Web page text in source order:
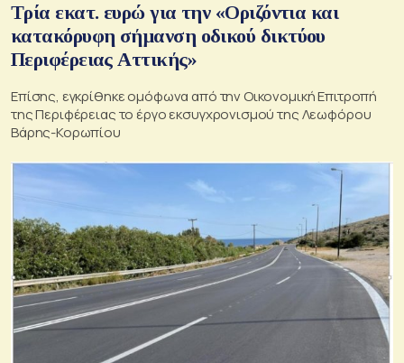
Τρία εκατ. ευρώ για την «Οριζόντια και
κατακόρυφη σήμανση οδικού δικτύου
Περιφέρειας Αττικής»
Επίσης, εγκρίθηκε ομόφωνα από την Οικονομική Επιτροπή
της Περιφέρειας το έργο εκσυγχρονισμού της Λεωφόρου
Βάρης-Κορωπίου